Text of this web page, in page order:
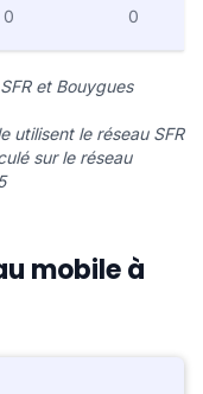
0 0
et Bouygues
utilisent le réseau SFR
sur le réseau
mobile à